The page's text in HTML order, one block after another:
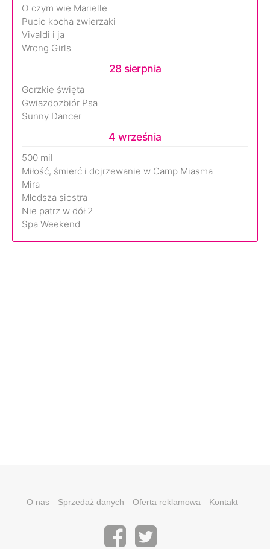
O czym wie Marielle
Pucio kocha zwierzaki
Vivaldi i ja
Wrong Girls
28 sierpnia
Gorzkie święta
Gwiazdozbiór Psa
Sunny Dancer
4 września
500 mil
Miłość, śmierć i dojrzewanie w Camp Miasma
Mira
Młodsza siostra
Nie patrz w dół 2
Spa Weekend
O nas Sprzedaż danych Oferta reklamowa Kontakt